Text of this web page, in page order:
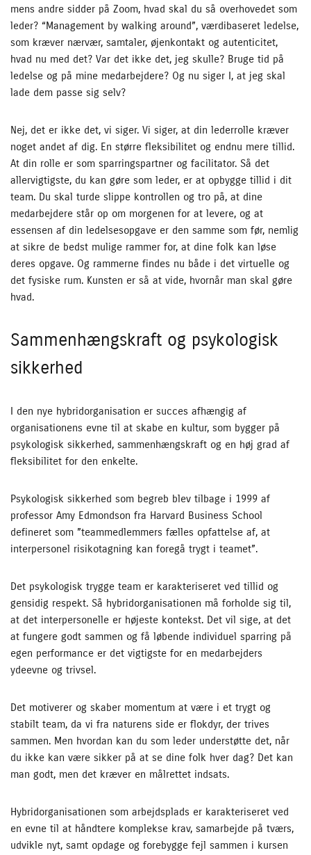
mens andre sidder på Zoom, hvad skal du så overhovedet som
leder? “Management by walking around”, værdibaseret ledelse,
som kræver nærvær, samtaler, øjenkontakt og autenticitet,
hvad nu med det? Var det ikke det, jeg skulle? Bruge tid på
ledelse og på mine medarbejdere? Og nu siger I, at jeg skal
lade dem passe sig selv?
Nej, det er ikke det, vi siger. Vi siger, at din lederrolle kræver
noget andet af dig. En større fleksibilitet og endnu mere tillid.
At din rolle er som sparringspartner og facilitator. Så det
allervigtigste, du kan gøre som leder, er at opbygge tillid i dit
team. Du skal turde slippe kontrollen og tro på, at dine
medarbejdere står op om morgenen for at levere, og at
essensen af din ledelsesopgave er den samme som før, nemlig
at sikre de bedst mulige rammer for, at dine folk kan løse
deres opgave. Og rammerne findes nu både i det virtuelle og
det fysiske rum. Kunsten er så at vide, hvornår man skal gøre
hvad.
Sammenhængskraft og psykologisk
sikkerhed
I den nye hybridorganisation er succes afhængig af
organisationens evne til at skabe en kultur, som bygger på
psykologisk sikkerhed, sammenhængskraft og en høj grad af
fleksibilitet for den enkelte.
Psykologisk sikkerhed som begreb blev tilbage i 1999 af
professor Amy Edmondson fra Harvard Business School
defineret som ”teammedlemmers fælles opfattelse af, at
interpersonel risikotagning kan foregå trygt i teamet”.
Det psykologisk trygge team er karakteriseret ved tillid og
gensidig respekt. Så hybridorganisationen må forholde sig til,
at det interpersonelle er højeste kontekst. Det vil sige, at det
at fungere godt sammen og få løbende individuel sparring på
egen performance er det vigtigste for en medarbejders
ydeevne og trivsel.
Det motiverer og skaber momentum at være i et trygt og
stabilt team, da vi fra naturens side er flokdyr, der trives
sammen. Men hvordan kan du som leder understøtte det, når
du ikke kan være sikker på at se dine folk hver dag? Det kan
man godt, men det kræver en målrettet indsats.
Hybridorganisationen som arbejdsplads er karakteriseret ved
en evne til at håndtere komplekse krav, samarbejde på tværs,
udvikle nyt, samt opdage og forebygge fejl sammen i kursen